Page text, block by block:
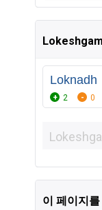
Loknadh
2 0
이 페이지